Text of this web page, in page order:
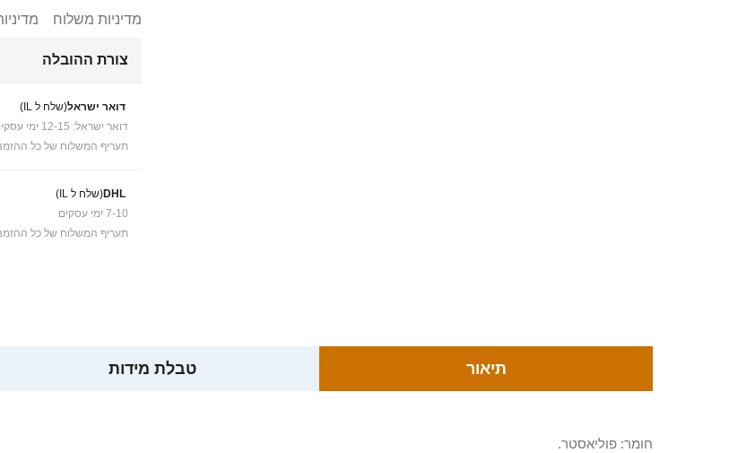
מדיניות משלוח
צורת ההובלה
דואר ישראל(שלח ל IL)
דואר ישראל: 12-15 ימי עסקים
תעריף המשלוח של כל
DHL(שלח ל IL)
7-10 ימי עסקים
תעריף המשלוח של כל ההזמנות
תיאור טבלת מידות
חומר: פוליאסטר.